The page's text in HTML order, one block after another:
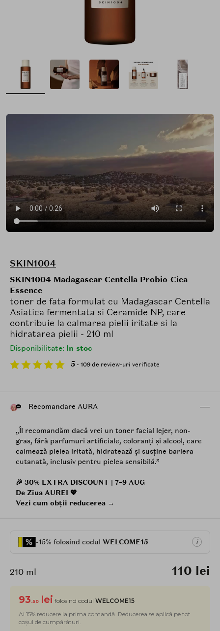
SKIN1004
SKIN1004 Madagascar Centella Probio-Cica
Essence
toner de fata formulat cu Madagascar Centella
Asiatica fermentata si Ceramide NP, care
contribuie la calmarea pielii iritate si la
hidratarea pielii - 210 ml
Disponibilitate: In stoc
5 - 109 de review-uri verificate
Recomandare AURA
„Îl recomandăm dacă vrei un toner facial lejer, non-
gras, fără parfumuri artificiale, coloranți și alcool, care
calmează pielea iritată, hidratează și susține bariera
cutanată, inclusiv pentru pielea sensibilă.”
🎉 30% EXTRA DISCOUNT | 7–9 AUG
De Ziua AUREI 💖
Vezi cum obții reducerea →
-15% folosind codul WELCOME15 i
210 ml 110 lei
93 .50 lei folosind codul WELCOME15
Ai 15% reducere la prima comandă. Reducerea se aplică pe tot
coșul de cumpărături.